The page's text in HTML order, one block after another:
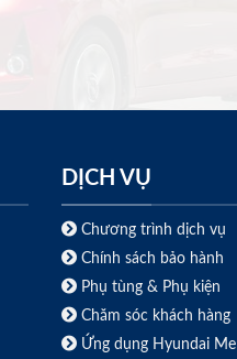
DỊCH VỤ
Chương trình dịch vụ
Chính sách bảo hành
Phụ tùng & Phụ kiện
Chăm sóc khách hàng
Ứng dụng Hyundai Me